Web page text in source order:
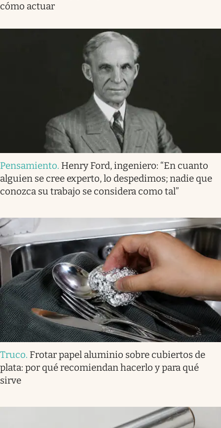
cómo actuar
Pensamiento. Henry Ford, ingeniero: “En cuanto
alguien se cree experto, lo despedimos; nadie que
conozca su trabajo se considera como tal”
Truco. Frotar papel aluminio sobre cubiertos de
plata: por qué recomiendan hacerlo y para qué
sirve